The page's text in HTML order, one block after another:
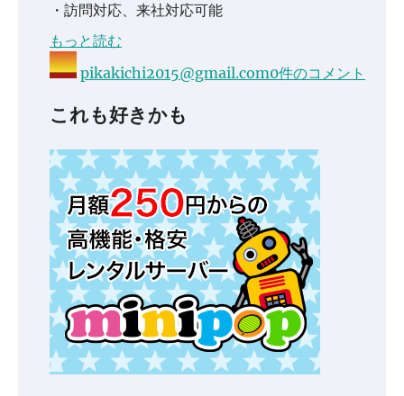
・訪問対応、来社対応可能
もっと読む
pikakichi2015@gmail.com0件のコメント
これも好きかも